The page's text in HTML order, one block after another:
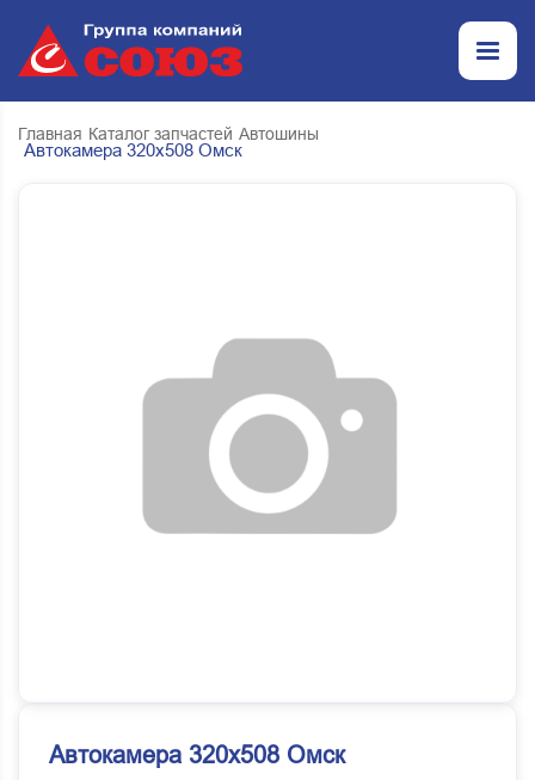
Главная Каталог запчастей Автошины
Автокамера 320х508 Омск
Автокамера 320х508 Омск